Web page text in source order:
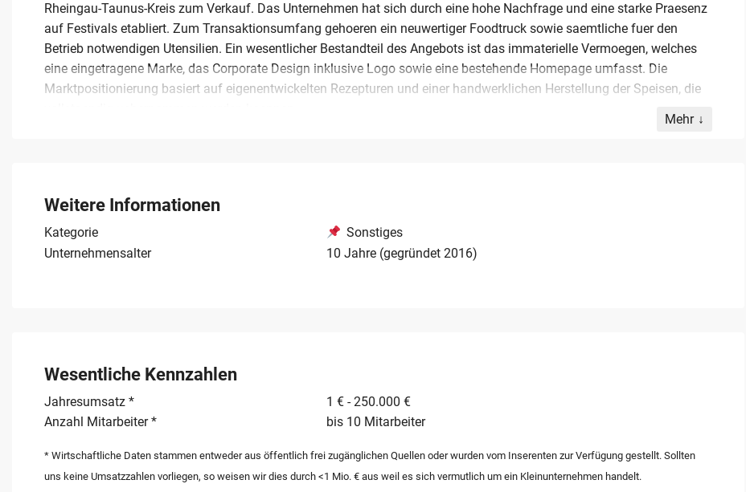
Rheingau-Taunus-Kreis zum Verkauf. Das Unternehmen hat sich durch eine hohe Nachfrage und eine starke Praesenz
auf Festivals etabliert. Zum Transaktionsumfang gehoeren ein neuwertiger Foodtruck sowie saemtliche fuer den
Betrieb notwendigen Utensilien. Ein wesentlicher Bestandteil des Angebots ist das immaterielle Vermoegen, welches
eine eingetragene Marke, das Corporate Design inklusive Logo sowie eine bestehende Homepage umfasst. Die
Marktpositionierung basiert auf eigenentwickelten Rezepturen und einer handwerklichen Herstellung der Speisen, die
kommender Veranstaltungen kennenzulernen, um einen detaillierten Einblick in die operativen Ablaeufe und das
Geschaeftsmodell in Hessen zu erhalten. Die Uebergabe erfolgt inklusive aller Rezepte und betrieblichen Grundlagen.
Mehr
Weitere Informationen
Kategorie
Sonstiges
Unternehmensalter
10 Jahre (gegründet 2016)
Wesentliche Kennzahlen
Jahresumsatz *
1 € - 250.000 €
Anzahl Mitarbeiter *
bis 10 Mitarbeiter
* Wirtschaftliche Daten stammen entweder aus öffentlich frei zugänglichen Quellen oder wurden vom Inserenten zur Verfügung gestellt. Sollten
uns keine Umsatzzahlen vorliegen, so weisen wir dies durch <1 Mio. € aus weil es sich vermutlich um ein Kleinunternehmen handelt.